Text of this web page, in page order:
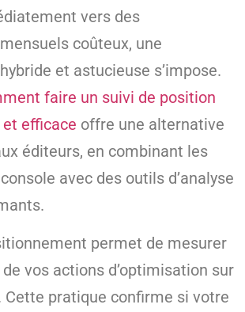
vers des
coûteux, une
et astucieuse s’impose.
faire un suivi de position
efficace offre une alternative
éditeurs, en combinant les
avec des outils d’analyse
permet de mesurer
vos actions d’optimisation sur
pratique confirme si votre